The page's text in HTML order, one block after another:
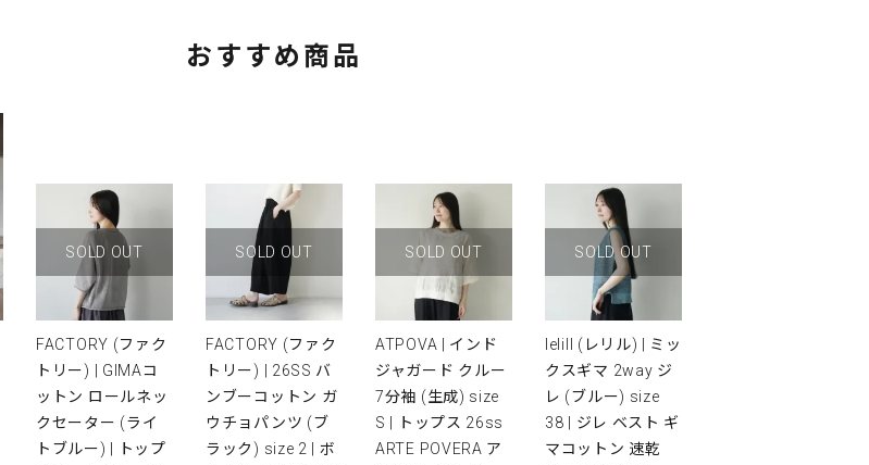
おすすめ商品
SOLD OUT
FACTORY (ファク
トリー) | GIMAコ
ットン ロールネッ
クセーター (ライ
トブルー) | トップ
SOLD OUT
FACTORY (ファク
トリー) | 26SS バ
ンブーコットン ガ
ウチョパンツ (ブ
ラック) size 2 | ボ
SOLD OUT
ATPOVA | インド
ジャガード クルー
7分袖 (生成) size
S | トップス 26ss
ARTE POVERA ア
SOLD OUT
lelill (レリル) | ミッ
クスギマ 2way ジ
レ (ブルー) size
38 | ジレ ベスト ギ
マコットン 速乾